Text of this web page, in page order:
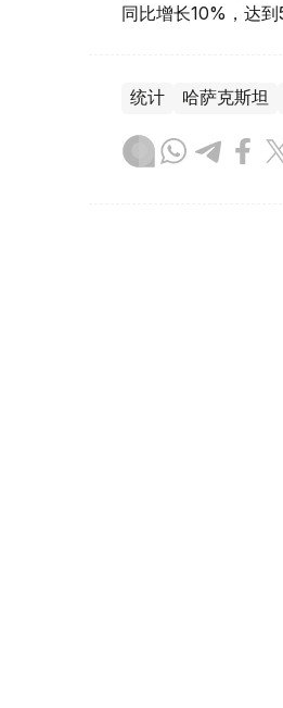
同比增长10%，达到
统计 哈萨克斯坦